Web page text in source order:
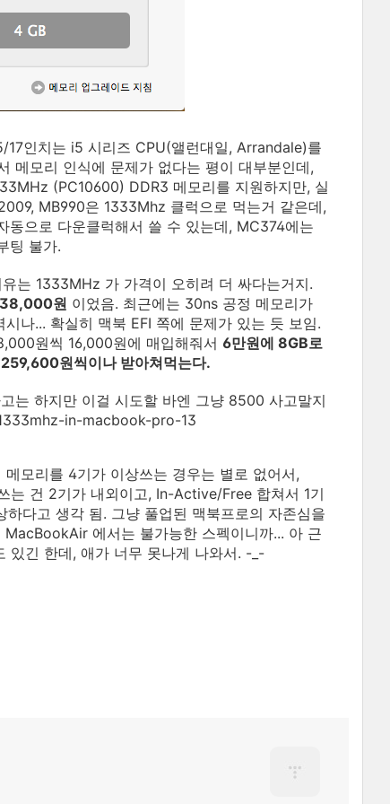
인치는 i5 시리즈 CPU(앨런대일, Arrandale)를
메모리 인식에 문제가 없다는 평이 대부분인데,
(PC10600) DDR3 메모리를 지원하지만, 실
MB990은 1333Mhz 클럭으로 먹는거 같은데,
으로 다운클럭해서 쓸 수 있는데, MC374에는
팅 불가.
는 1333MHz 가 가격이 오히려 더 싸다는거지.
원 이었음. 최근에는 30ns 공정 메모리가
나... 확실히 맥북 EFI 쪽에 문제가 있는 듯 보임.
원씩 16,000원에 매입해줘서 6만원에 8GB로
원씩이나 받아쳐먹는다.
는 하지만 이걸 시도할 바엔 그냥 8500 사고말지
in-macbook-pro-13
모리를 4기가 이상쓰는 경우는 별로 없어서,
는 건 2기가 내외이고, In-Active/Free 합쳐서 1기
다고 생각 됨. 그냥 풀업된 맥북프로의 자존심을
에서는 불가능한 스펙이니까... 아 근
있긴 한데, 애가 너무 못나게 나와서. -_-